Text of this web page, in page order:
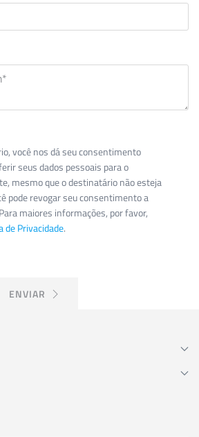
você nos dá seu consentimento
seus dados pessoais para o
mesmo que o destinatário não esteja
pode revogar seu consentimento a
maiores informações, por favor,
de Privacidade.
ENVIAR